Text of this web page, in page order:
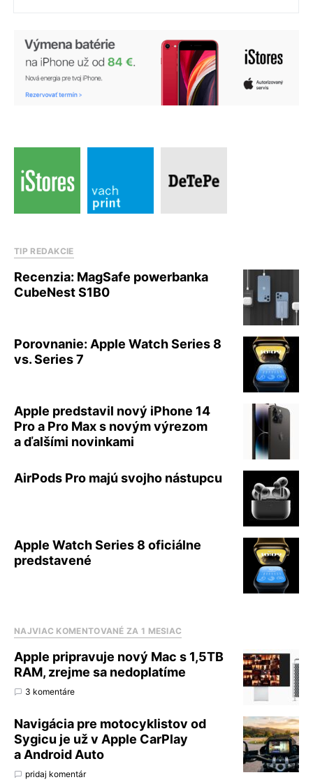
TIP REDAKCIE
Recenzia: MagSafe powerbanka
CubeNest S1B0
Porovnanie: Apple Watch Series 8
vs. Series 7
Apple predstavil nový iPhone 14
Pro a Pro Max s novým výrezom
a ďalšími novinkami
AirPods Pro majú svojho nástupcu
Apple Watch Series 8 oficiálne
predstavené
NAJVIAC KOMENTOVANÉ ZA 1 MESIAC
Apple pripravuje nový Mac s 1,5TB
RAM, zrejme sa nedoplatíme
3 komentáre
Navigácia pre motocyklistov od
Sygicu je už v Apple CarPlay
a Android Auto
pridaj komentár